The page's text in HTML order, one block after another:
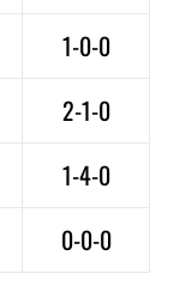
1-0-0
2-1-0
1-4-0
0-0-0